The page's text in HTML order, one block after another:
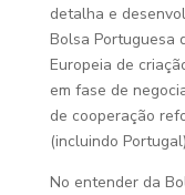
detalha e
Bolsa Portuguesa
Europeia de
em fase de
de cooperação
(incluindo
No entender da